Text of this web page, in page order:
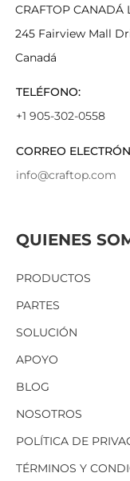
QUIENES
PRODUCTOS
PARTES
SOLUCIÓN
APOYO
BLOG
NOSOTROS
POLÍTICA DE
TÉRMINOS Y
CRAFTOP CANADÁ
245 Fairview Mall
Canadá
TELÉFONO:
+1 905-302-0558
CORREO
info@craftop.com